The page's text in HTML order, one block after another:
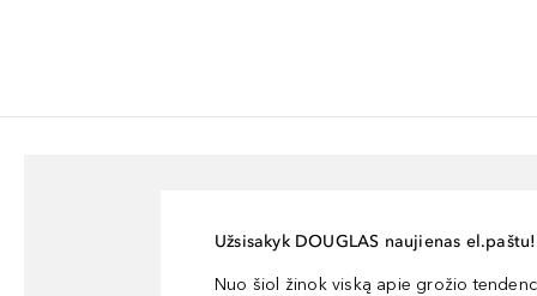
Užsisakyk DOUGLAS naujienas el.paštu!
Nuo šiol žinok viską apie grožio